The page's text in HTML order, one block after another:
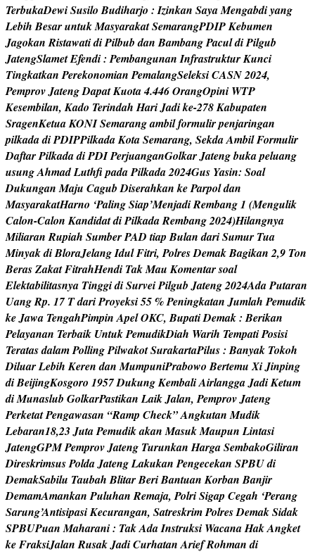
TerbukaDewiSusilo Budiharjo : Izinkan SayaMengabdiyang
Lebih BesaruntukMasyarakatSemarangPDIPKebumen
Jagokan RistawatidiPilbub dan BambangPaculdiPilgub
JatengSlametEfendi: Pembangunan InfrastrukturKunci
Tingkatkan Perekonomian PemalangSeleksiCASN2024,
PemprovJatengDapatKuota4.446OrangOpini WTP
Kesembilan, Kado Terindah HariJadike-278Kabupaten
SragenKetuaKONISemarangambilformulirpenjaringan
pilkadadiPDIPPilkadaKotaSemarang, SekdaAmbilFormulir
DaftarPilkadadiPDIPerjuanganGolkarJatengbukapeluang
usungAhmadLuthf padaPilkada2024Gus Yasin: Soal
Dukungan Maju Cagub Diserahkan keParpoldan
MasyarakatHarno ‘PalingSiap’MenjadiRembang1 (Mengulik
Calon-Calon KandidatdiPilkadaRembang2024)Hilangnya
Miliaran Rupiah SumberPAD tiap Bulan dariSumur Tua
MinyakdiBloraJelangIdulFitri, PolresDemakBagikan 2,9 Ton
BerasZakatFitrahHendi TakMau Komentarsoal
Elektabilitasnya TinggidiSurveiPilgub Jateng2024AdaPutaran
UangRp. 17 TdariProyeksi55%Peningkatan Jumlah Pemudik
keJawa TengahPimpin ApelOKC, BupatiDemak: Berikan
Pelayanan Terbaik UntukPemudikDiah Warih TempatiPosisi
TeratasdalamPollingPilwakotSurakartaPilus: Banyak Tokoh
DiluarLebih Keren dan MumpuniPrabowo Bertemu XiJinping
diBeijingKosgoro 1957DukungKembaliAirlanggaJadiKetum
diMunaslub GolkarPastikan LaikJalan, PemprovJateng
PerketatPengawasan “Ramp Check”Angkutan Mudik
Lebaran18,23 JutaPemudikakan MasukMaupun Lintasi
JatengGPMPemprovJateng Turunkan HargaSembakoGiliran
DireskrimsusPoldaJatengLakukan Pengecekan SPBUdi
DemakSabilu Taubah BlitarBeriBantuan Korban Banjir
DemamAmankan Puluhan Remaja, PolriSigap Cegah ‘Perang
Sarung’AntisipasiKecurangan, SatreskrimPolresDemakSidak
SPBUPuan Maharani: TakAdaInstruksi WacanaHakAngket
keFraksiJalan RusakJadiCurhatan AriefRohman di